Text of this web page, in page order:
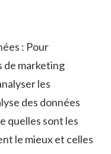
: Pour
de marketing
les
des données
quelles sont les
le mieux et‍ celles